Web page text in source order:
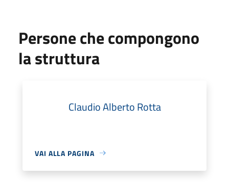
Persone che compongono
la struttura
Claudio Alberto Rotta
VAI ALLA PAGINA